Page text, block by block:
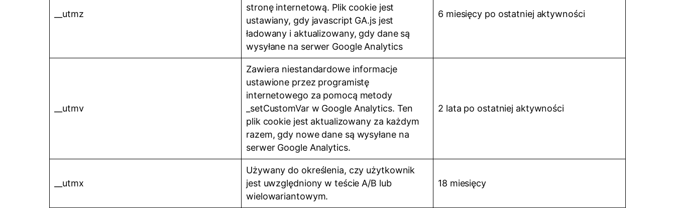
__utmz
stronę internetową. Plik cookie jest
ustawiany, gdy javascript GA.js jest
ładowany i aktualizowany, gdy dane są
wysyłane na serwer Google Analytics
6 miesięcy po ostatniej aktywności
__utmv
Zawiera niestandardowe informacje
ustawione przez programistę
internetowego za pomocą metody
_setCustomVar w Google Analytics. Ten
plik cookie jest aktualizowany za każdym
razem, gdy nowe dane są wysyłane na
serwer Google Analytics.
2 lata po ostatniej aktywności
__utmx
Używany do określenia, czy użytkownik
jest uwzględniony w teście A/B lub
wielowariantowym.
18 miesięcy